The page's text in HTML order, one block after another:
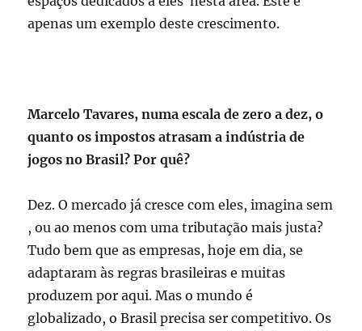
apenas um exemplo deste crescimento.
Marcelo Tavares, numa escala de zero a dez, o
quanto os impostos atrasam a indústria de
jogos no Brasil? Por quê?
Dez. O mercado já cresce com eles, imagina sem
, ou ao menos com uma tributação mais justa?
Tudo bem que as empresas, hoje em dia, se
adaptaram às regras brasileiras e muitas
produzem por aqui. Mas o mundo é
globalizado, o Brasil precisa ser competitivo. Os